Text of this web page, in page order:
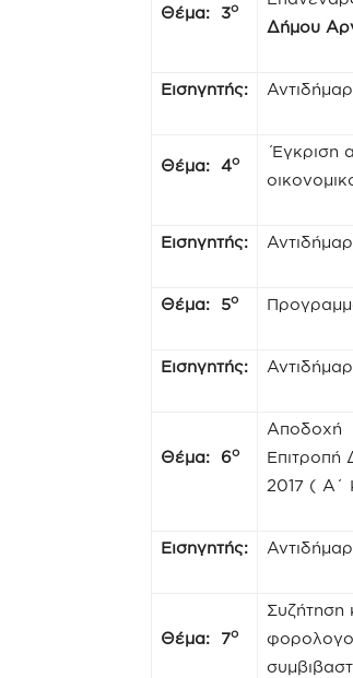
Θέμα: 3ο
Δήμου
Εισηγητής:
Θέμα: 4ο
Έγκριση
Εισηγητής:
Θέμα: 5ο
Εισηγητής:
Θέμα: 6ο
Αποδοχή
Επιτροπή
2017 ( Α΄
Εισηγητής:
Θέμα: 7ο
Συζήτηση